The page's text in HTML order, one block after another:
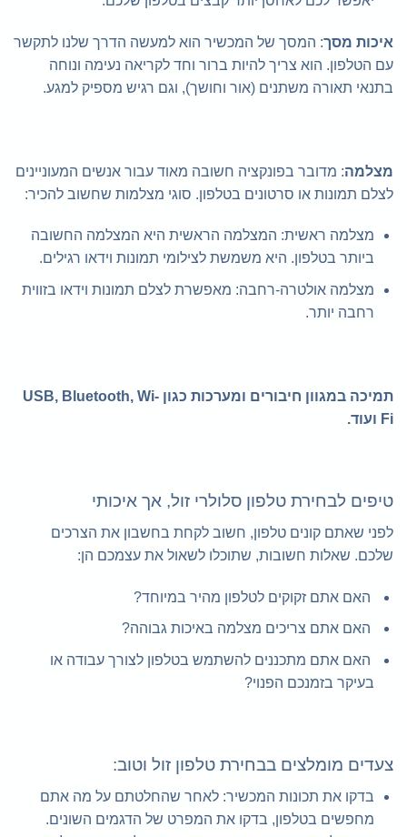
איכות מסך: המסך של המכשיר הוא למעשה הדרך שלנו לתקשר
עם הטלפון. הוא צריך להיות ברור וחד לקריאה נעימה ונוחה
בתנאי תאורה משתנים (אור וחושך), וגם רגיש מספיק למגע.
מצלמה: מדובר בפונקציה חשובה מאוד עבור אנשים המעוניינים
לצלם תמונות או סרטונים בטלפון. סוגי מצלמות שחשוב להכיר:
מצלמה ראשית: המצלמה הראשית היא המצלמה החשובה
ביותר בטלפון. היא משמשת לצילומי תמונות וידאו רגילים.
מצלמה אולטרה-רחבה: מאפשרת לצלם תמונות וידאו בזווית
רחבה יותר.
תמיכה במגוון חיבורים ומערכות כגון USB, Bluetooth, Wi-
Fi ועוד.
טיפים לבחירת טלפון סלולרי זול, אך איכותי
לפני שאתם קונים טלפון, חשוב לקחת בחשבון את הצרכים
שלכם. שאלות חשובות, שתוכלו לשאול את עצמכם הן:
האם אתם זקוקים לטלפון מהיר במיוחד?
האם אתם צריכים מצלמה באיכות גבוהה?
האם אתם מתכננים להשתמש בטלפון לצורך עבודה או
בעיקר בזמנכם הפנוי?
צעדים מומלצים בבחירת טלפון זול וטוב:
בדקו את תכונות המכשיר: לאחר שהחלטתם על מה אתם
מחפשים בטלפון, בדקו את המפרט של הדגמים השונים.